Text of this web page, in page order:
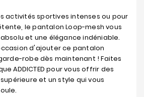
activités sportives intenses ou pour
le pantalon Loop-mesh vous
et une élégance indéniable.
d'ajouter ce pantalon
robe dès maintenant ! Faites
ADDICTED pour vous offrir des
et un style qui vous